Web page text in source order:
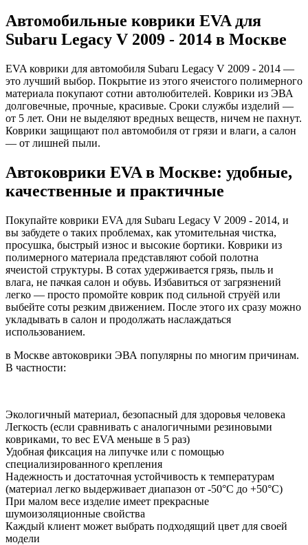
Автомобильные коврики EVA для
Subaru Legacy V 2009 - 2014 в Москве
EVA коврики для автомобиля Subaru Legacy V 2009 - 2014 —
это лучший выбор. Покрытие из этого ячеистого полимерного
материала покупают сотни автолюбителей. Коврики из ЭВА
долговечные, прочные, красивые. Сроки службы изделий —
от 5 лет. Они не выделяют вредных веществ, ничем не пахнут.
Коврики защищают пол автомобиля от грязи и влаги, а салон
— от лишней пыли.
Автоковрики EVA в Москве: удобные,
качественные и практичные
Покупайте коврики EVA для Subaru Legacy V 2009 - 2014, и
вы забудете о таких проблемах, как утомительная чистка,
просушка, быстрый износ и высокие бортики. Коврики из
полимерного материала представляют собой полотна
ячеистой структуры. В сотах удерживается грязь, пыль и
влага, не пачкая салон и обувь. Избавиться от загрязнений
легко — просто промойте коврик под сильной струёй или
выбейте соты резким движением. После этого их сразу можно
укладывать в салон и продолжать наслаждаться
использованием.
в Москве автоковрики ЭВА популярны по многим причинам.
В частности:
Экологичный материал, безопасный для здоровья человека
Легкость (если сравнивать с аналогичными резиновыми
ковриками, то вес EVA меньше в 5 раз)
Удобная фиксация на липучке или с помощью
специализированного крепления
Надежность и достаточная устойчивость к температурам
(материал легко выдерживает диапазон от -50°С до +50°С)
При малом весе изделие имеет прекрасные
шумоизоляционные свойства
Каждый клиент может выбрать подходящий цвет для своей
модели